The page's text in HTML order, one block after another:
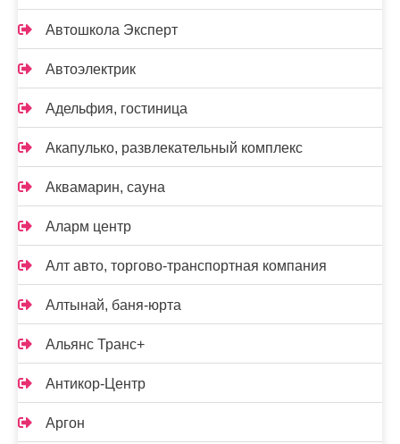
Автошкола Эксперт
Автоэлектрик
Адельфия, гостиница
Акапулько, развлекательный комплекс
Аквамарин, сауна
Аларм центр
Алт авто, торгово-транспортная компания
Алтынай, баня-юрта
Альянс Транс+
Антикор-Центр
Аргон